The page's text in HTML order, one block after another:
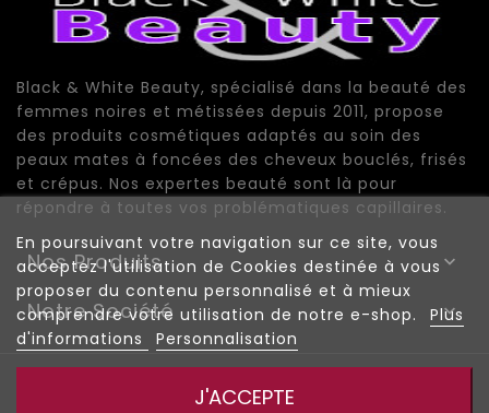
Black & White Beauty, spécialisé dans la beauté des
femmes noires et métissées depuis 2011, propose
des produits cosmétiques adaptés au soin des
peaux mates à foncées des cheveux bouclés, frisés
et crépus. Nos expertes beauté sont là pour
répondre à toutes vos problématiques capillaires.
Nos Produits 
Notre Société 
En poursuivant votre navigation sur ce site, vous
acceptez l'utilisation de Cookies destinée à vous
proposer du contenu personnalisé et à mieux
comprendre votre utilisation de notre e-shop.
Plus
d'informations
Personnalisation
J'ACCEPTE
Conditions de vente|Plan du site